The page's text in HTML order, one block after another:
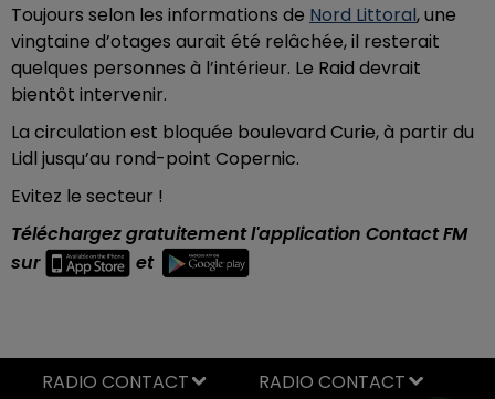
Toujours selon les informations de Nord Littoral, une
vingtaine d’otages aurait été relâchée, il resterait
quelques personnes à l’intérieur. Le Raid devrait
bientôt intervenir.
La circulation est bloquée boulevard Curie, à partir du
Lidl jusqu’au rond-point Copernic.
Evitez le secteur !
Téléchargez gratuitement l'application Contact FM
sur
et
RADIO CONTACT